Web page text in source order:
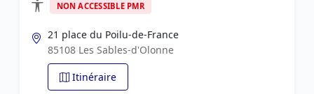
NON ACCESSIBLE PMR
21 place du Poilu-de-France
85108 Les Sables-d'Olonne
Itinéraire